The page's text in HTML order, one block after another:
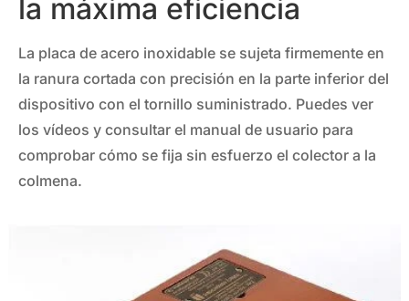
la máxima eficiencia
La placa de acero inoxidable se sujeta firmemente en
la ranura cortada con precisión en la parte inferior del
dispositivo con el tornillo suministrado. Puedes ver
los vídeos y consultar el manual de usuario para
comprobar cómo se fija sin esfuerzo el colector a la
colmena.